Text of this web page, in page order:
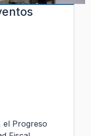
el Progreso